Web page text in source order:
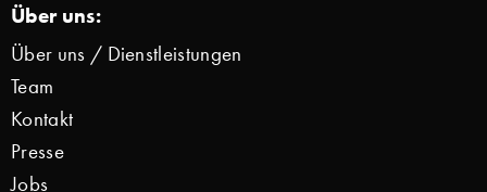
Über uns:
Über uns / Dienstleistungen
Team
Kontakt
Presse
Jobs